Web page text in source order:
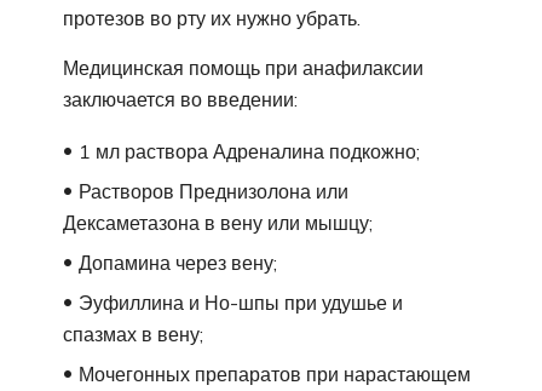
протезов во рту их нужно убрать.
Медицинская помощь при анафилаксии
заключается во введении:
1 мл раствора Адреналина подкожно;
Растворов Преднизолона или
Дексаметазона в вену или мышцу;
Допамина через вену;
Эуфиллина и Но-шпы при удушье и
спазмах в вену;
Мочегонных препаратов при нарастающем